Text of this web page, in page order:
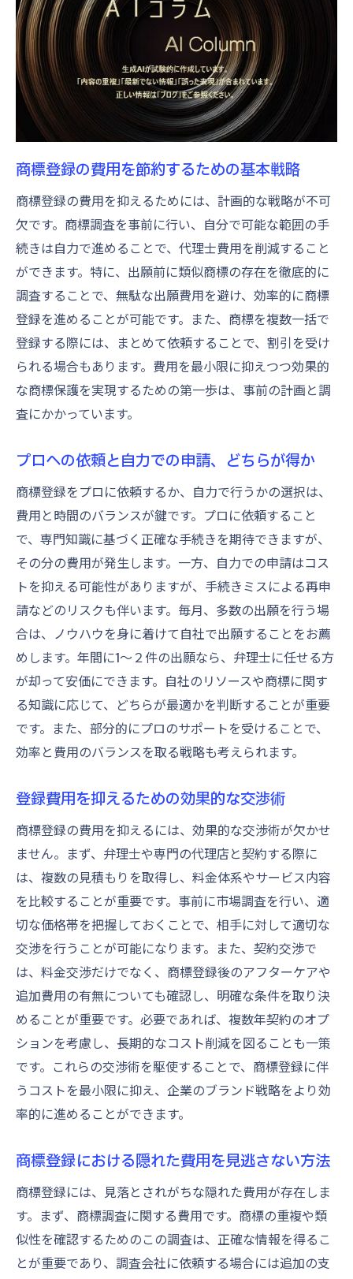
商標登録の選択肢を徹底比較して賢く選ぶ方法
オンラインとオフラインの登録方法を比較
する
地方と中央での商標登録の違いを理解する
専門家のアドバイスを活用するメリットと
デメリット
商標登録の選択肢を比較する際のチェック
ポイント
商標登録の利便性とコストパフォーマンス
を天秤にかける
自社に最適な商標登録方法を見つけるステ
ップ
商標登録費用を抑えつつブランドを守る戦略
商標登録費用を抑えるための具体的な方法
ブランド価値を高める商標登録の実践
必要最小限の費用で最大の保護を得る方法
する
商標登録を活用したブランド戦略の構築
商標登録の費用と価値を見極めるためのガイド
商標登録の費用に対する価値評価の基準
商標が事業に与える具体的な影響を見極め
る
長期的視点から見る商標登録の価値
商標登録におけるリスクとリターンの分析
費用に見合った商標登録の実現方法
商標登録の価値を最大化するためのアプロ
ーチ
商標登録に必要な知識を効率的に習得する
商標費用を最小化するための知識活用法
独自の方法で商標登録費用を抑える
商標登録の専門家との効果的な連携方法
商標登録における知識の重要性を理解する
知識を駆使した商標登録プランの策定
商標登録の費用を比較して事業の競争力を強化
商標登録が競争力に与えるインパクト
競争力を高めるための商標登録費用の最適
他社との比較を通じた商標登録戦略の構築
商標登録で競争優位性を確保する方法
商標登録の費用対効果を活かした競争力強
市場での競争力を高める商標登録の活用
商標登録費用の比較で得られる経済的メリット
商標登録費用の比較から得るコスト削減効
果
経済的メリットを最大化する商標登録の選
商標登録の費用を節約するための基本戦略
商標登録の費用を抑えるためには、計画的な戦略が不可
欠です。商標調査を事前に行い、自分で可能な範囲の手
続きは自力で進めることで、代理士費用を削減すること
ができます。特に、出願前に類似商標の存在を徹底的に
調査することで、無駄な出願費用を避け、効率的に商標
登録を進めることが可能です。また、商標を複数一括で
登録する際には、まとめて依頼することで、割引を受け
られる場合もあります。費用を最小限に抑えつつ効果的
な商標保護を実現するための第一歩は、事前の計画と調
査にかかっています。
プロへの依頼と自力での申請、どちらが得か
商標登録をプロに依頼するか、自力で行うかの選択は、
費用と時間のバランスが鍵です。プロに依頼すること
で、専門知識に基づく正確な手続きを期待できますが、
その分の費用が発生します。一方、自力での申請はコス
トを抑える可能性がありますが、手続きミスによる再申
請などのリスクも伴います。毎月、多数の出願を行う場
合は、ノウハウを身に着けて自社で出願することをお薦
めします。年間に1～２件の出願なら、弁理士に任せる方
が却って安価にできます。自社のリソースや商標に関す
る知識に応じて、どちらが最適かを判断することが重要
です。また、部分的にプロのサポートを受けることで、
効率と費用のバランスを取る戦略も考えられます。
登録費用を抑えるための効果的な交渉術
商標登録の費用を抑えるには、効果的な交渉術が欠かせ
ません。まず、弁理士や専門の代理店と契約する際に
は、複数の見積もりを取得し、料金体系やサービス内容
を比較することが重要です。事前に市場調査を行い、適
切な価格帯を把握しておくことで、相手に対して適切な
交渉を行うことが可能になります。また、契約交渉で
は、料金交渉だけでなく、商標登録後のアフターケアや
追加費用の有無についても確認し、明確な条件を取り決
めることが重要です。必要であれば、複数年契約のオプ
ションを考慮し、長期的なコスト削減を図ることも一策
です。これらの交渉術を駆使することで、商標登録に伴
うコストを最小限に抑え、企業のブランド戦略をより効
率的に進めることができます。
商標登録における隠れた費用を見逃さない方法
商標登録には、見落とされがちな隠れた費用が存在しま
す。まず、商標調査に関する費用です。商標の重複や類
似性を確認するためのこの調査は、正確な情報を得るこ
とが重要であり、調査会社に依頼する場合には追加の支